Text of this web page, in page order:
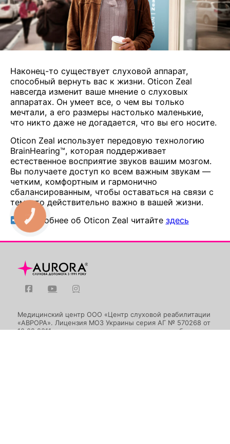
Наконец-то существует слуховой аппарат,
способный вернуть вас к жизни. Oticon Zeal
навсегда изменит ваше мнение о слуховых
аппаратах. Он умеет все, о чем вы только
мечтали, а его размеры настолько маленькие,
что никто даже не догадается, что вы его носите.
Oticon Zeal использует передовую технологию
BrainHearing™, которая поддерживает
естественное восприятие звуков вашим мозгом.
Вы получаете доступ ко всем важным звукам —
четким, комфортным и гармонично
сбалансированным, чтобы оставаться на связи с
тем, что действительно важно в вашей жизни.
Подробнее об Oticon Zeal читайте здесь
Медицинский центр ООО «Центр слуховой реабилитации
«АВРОРА». Лицензия МОЗ Украины серия АГ № 570268 от
10.02.2011 г. на медицинскую практику по врачебным
КНОПКА
ЗВ'ЯЗКУ